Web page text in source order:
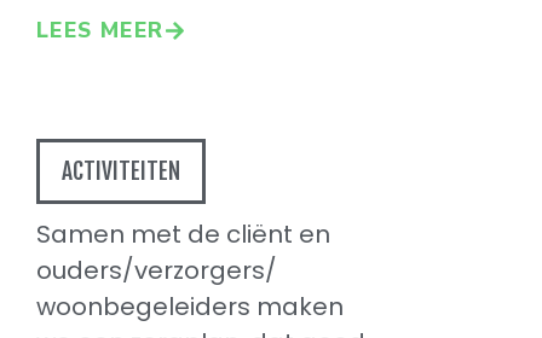
LEES MEER
ACTIVITEITEN
Samen met de cliënt en
ouders/verzorgers/
woonbegeleiders maken